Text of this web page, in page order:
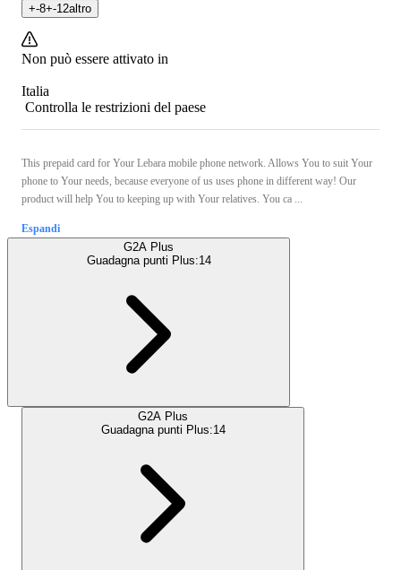
+-8+-12altro
Non può essere attivato in
Italia
Controlla le restrizioni del paese
This prepaid card for Your Lebara mobile phone network. Allows You to suit Your
phone to Your needs, because everyone of us uses phone in different way! Our
product will help You to keeping up with Your relatives. You ca ...
Espandi
G2A Plus
Guadagna punti Plus:14
G2A Plus
Guadagna punti Plus:14